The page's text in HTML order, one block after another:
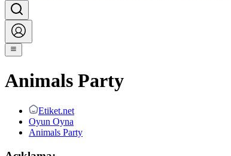
Animals Party
Etiket.net
Oyun Oyna
Animals Party